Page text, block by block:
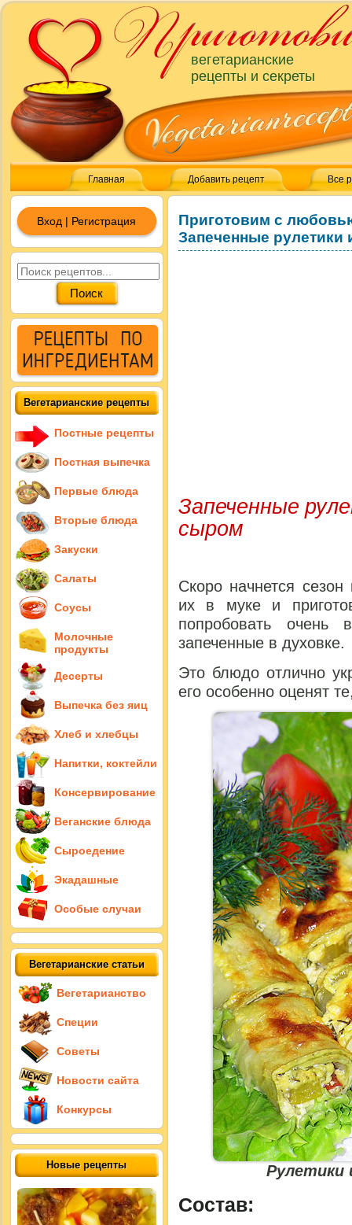
вегетарианские
рецепты и секреты
Главная Добавить рецепт Все
Приготовим с
Запеченные рулетики
Запеченные
сыром
Скоро начнется
их в муке и
попробовать очень
запеченные в духовке.
Это блюдо отлично
его особенно оценят
Рулетики
Состав:
Вход | Регистрация
Вегетарианские рецепты
Постные рецепты
Постная выпечка
Первые блюда
Вторые блюда
Закуски
Салаты
Соусы
Молочные
продукты
Десерты
Выпечка без яиц
Хлеб и хлебцы
Напитки, коктейли
Консервирование
Веганские блюда
Сыроедение
Экадашные
Особые случаи
Вегетарианские статьи
Вегетарианство
Специи
Советы
Новости сайта
Конкурсы
Новые рецепты